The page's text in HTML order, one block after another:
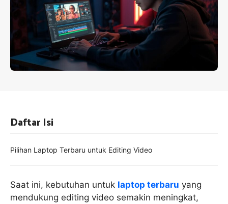
Saat ini, kebutuhan untuk laptop terbaru yang
mendukung editing video semakin meningkat,
Daftar Isi
Pilihan Laptop Terbaru untuk Editing Video